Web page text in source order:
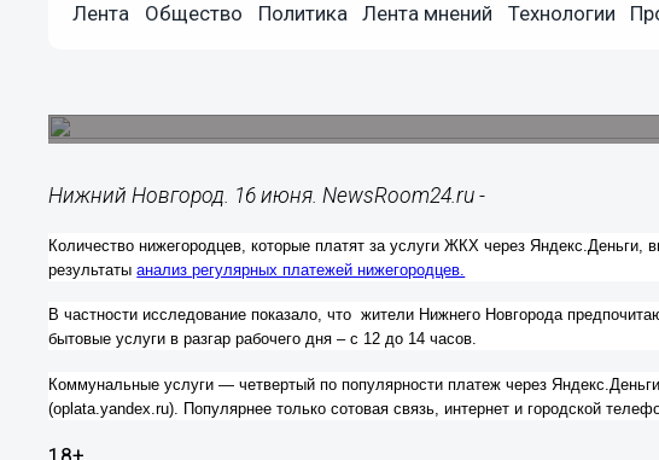
Лента Общество Политика Лента мнений Технологии
через интернет–сервисы выросло за
Нижний Новгород. 16 июня. NewsRoom24.ru -
Количество нижегородцев, которые платят за услуги ЖКХ через Яндекс.Деньги,
результатыанализ регулярных платежей нижегородцев.
В частности исследование показало, что жители Нижнего Новгорода
бытовые услуги в разгар рабочего дня – с 12 до 14 часов.
Коммунальные услуги — четвертый по популярности платеж через
(oplata.yandex.ru).
Популярнее только сотовая связь, интернет и городской